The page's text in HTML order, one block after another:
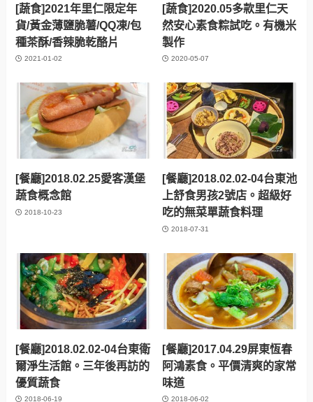
[蔬食]2021年里仁限定年
貨/黃金薄鹽脆薯/QQ凍/包
種茶酥/香辣脆乾酪片
2021-01-02
[蔬食]2020.05多款里仁天
然安心素食粽試吃。有機米
製作
2020-05-07
[餐廳]2018.02.25愛客漢堡
蔬食概念館
2018-10-23
[餐廳]2018.02.02-04台東池
上舒食男孩2號店。超級好
吃的無菜單蔬食料理
2018-07-31
[餐廳]2018.02.02-04台東衛
爾淨生活館。三年後再訪的
優質蔬食
2018-06-19
[餐廳]2017.04.29屏東恆春
阿鴻素食。平價清爽的家常
味道
2018-06-02